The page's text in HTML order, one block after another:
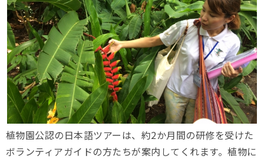
植物園公認の日本語ツアーは、約2か月間の研修を受けた
ボランティアガイドの方たちが案内してくれます。植物に